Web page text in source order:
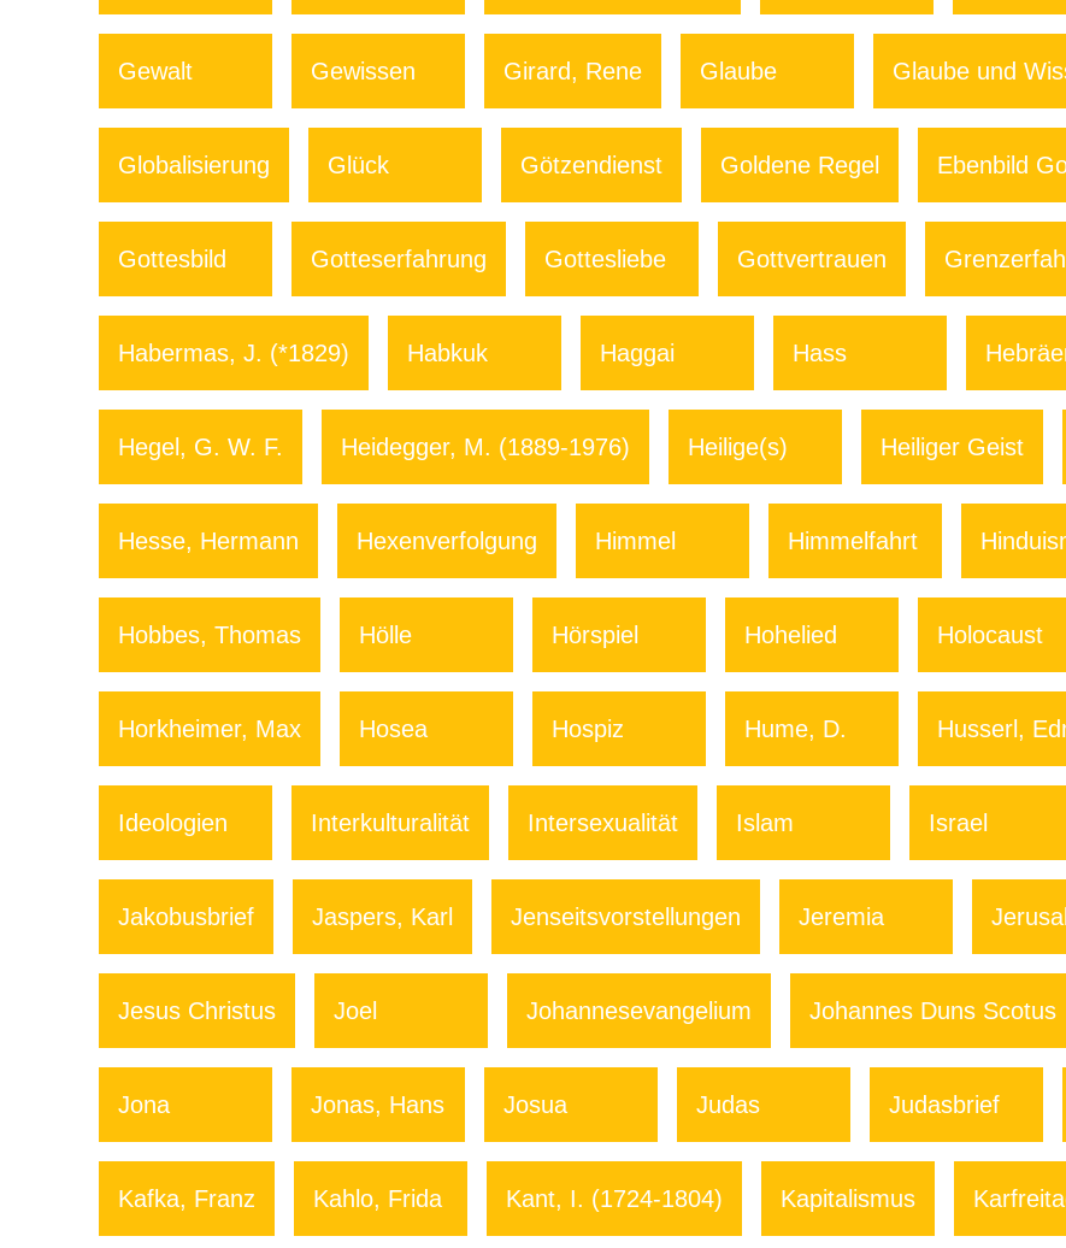
Gewalt Gewissen Girard, Rene Glaube Glaube und
Globalisierung Glück Götzendienst Goldene Regel Ebenbild
Gottesbild Gotteserfahrung Gottesliebe Gottvertrauen
Habermas, J. (*1829) Habkuk Haggai Hass
Hegel, G. W. F. Heidegger, M. (1889-1976) Heilige(s) Heiliger Geist
Hesse, Hermann Hexenverfolgung Himmel Himmelfahrt
Hobbes, Thomas Hölle Hörspiel Hohelied Holocaust
Horkheimer, Max Hosea Hospiz Hume, D. Husserl,
Ideologien Interkulturalität Intersexualität Islam Israel
Jakobusbrief Jaspers, Karl Jenseitsvorstellungen Jeremia
Jesus Christus Joel Johannesevangelium Johannes Duns Scotus
Jona Jonas, Hans Josua Judas Judasbrief
Kafka, Franz Kahlo, Frida Kant, I. (1724-1804) Kapitalismus